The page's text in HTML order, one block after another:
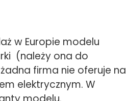
w Europie modelu
(należy ona do
firma nie oferuje na
elektrycznym. W